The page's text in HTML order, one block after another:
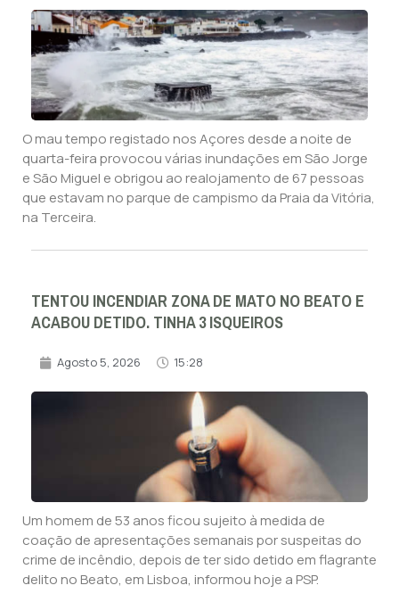
O mau tempo registado nos Açores desde a noite de
quarta-feira provocou várias inundações em São Jorge
e São Miguel e obrigou ao realojamento de 67 pessoas
que estavam no parque de campismo da Praia da Vitória,
na Terceira.
TENTOU INCENDIAR ZONA DE MATO NO BEATO E
ACABOU DETIDO. TINHA 3 ISQUEIROS
Agosto 5, 2026 15:28
Um homem de 53 anos ficou sujeito à medida de
coação de apresentações semanais por suspeitas do
crime de incêndio, depois de ter sido detido em flagrante
delito no Beato, em Lisboa, informou hoje a PSP.